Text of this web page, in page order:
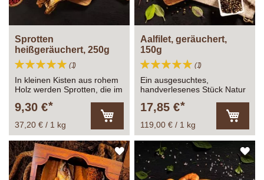
Sprotten
heißgeräuchert, 250g
Bewertung:
1
In kleinen Kisten aus rohem
Holz werden Sprotten, die im
und Buchenholz
heißgeräuchert werden,
angeboten.
9,30 €
37,20 € / 1 kg
den
Warenkorb
Aalfilet, geräuchert,
150g
Bewertung:
1
Ein ausgesuchtes,
handverlesenes Stück Natur
der Manufaktur »Fiedler«.
17,85 €
119,00 € / 1 kg
den
ZUR
WUNSCHLISTE